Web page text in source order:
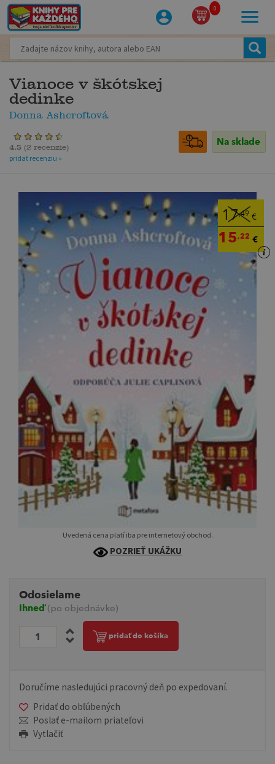
0
Vianoce v škótskej
dedinke
Donna Ashcroftová
Na sklade
4.5 (2 recenzie)
pridať recenziu »
17,49 €
15,22 €
Uvedená cena platí iba pre internetový obchod.
POZRIEŤ UKÁŽKU
Odosielame
Ihneď(po objednávke)
pridať do košíka
Doručíme nasledujúci pracovný deň po expedovaní.
Pridať do obľúbených
Poslať e-mailom priateľovi
Vytlačiť